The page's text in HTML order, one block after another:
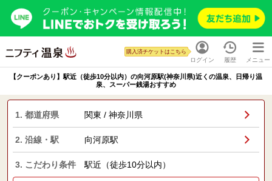
ログイン
購入済チケットはこちら
履歴 メニュー
【クーポンあり】駅近（徒歩10分以内）の向河原駅(神奈川県)近くの温泉、日帰り温
泉、スーパー銭湯おすすめ
1. 都道府県 関東 / 神奈川県
2. 沿線・駅 向河原駅
3. こだわり条件 駅近（徒歩10分以内）